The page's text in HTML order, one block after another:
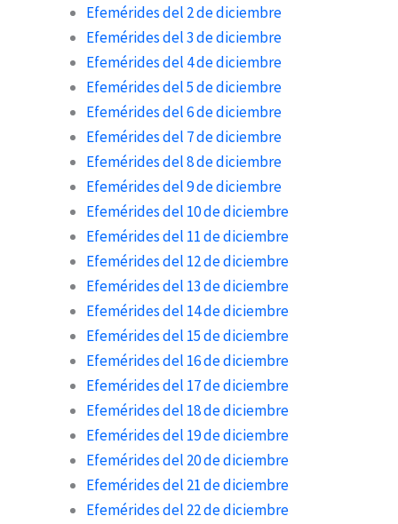
Efemérides del 2 de diciembre
Efemérides del 3 de diciembre
Efemérides del 4 de diciembre
Efemérides del 5 de diciembre
Efemérides del 6 de diciembre
Efemérides del 7 de diciembre
Efemérides del 8 de diciembre
Efemérides del 9 de diciembre
Efemérides del 10 de diciembre
Efemérides del 11 de diciembre
Efemérides del 12 de diciembre
Efemérides del 13 de diciembre
Efemérides del 14 de diciembre
Efemérides del 15 de diciembre
Efemérides del 16 de diciembre
Efemérides del 17 de diciembre
Efemérides del 18 de diciembre
Efemérides del 19 de diciembre
Efemérides del 20 de diciembre
Efemérides del 21 de diciembre
Efemérides del 22 de diciembre